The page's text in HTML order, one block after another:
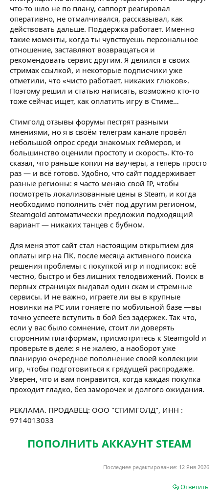
что-то шло не по плану, саппорт реагировал
оперативно, не отмалчивался, рассказывал, как
действовать дальше. Поддержка работает. Именно
такие моменты, когда ты чувствуешь персональное
отношение, заставляют возвращаться и
рекомендовать сервис другим. Я делился в своих
стримах ссылкой, и некоторые подписчики уже
отметили, что «чисто работает, никаких глюков».
Поэтому решил и статью написать, возможно кто-то
тоже сейчас ищет, как оплатить игру в Стиме…
Стимголд отзывы форумы пестрят разными
мнениями, но я в своём телеграм канале провёл
небольшой опрос среди знакомых геймеров, и
большинство оценили простоту и скорость. Кто-то
сказал, что раньше копил на ваучеры, а теперь просто
раз — и всё готово. Удобно, что сайт поддерживает
разные регионы: я часто меняю свой IP, чтобы
посмотреть локализованные цены в Steam, и когда
необходимо пополнить счёт под другим регионом,
Steamgold автоматически предложил подходящий
вариант — никаких танцев с бубном.
Для меня этот сайт стал настоящим открытием для
оплаты игр на ПК, после месяца активного поиска
решения проблемы с покупкой игр и подписок: всё
честно, быстро и без лишних телодвижений. Поиск в
первых страницах выдавал один скам и стремные
сервисы. И не важно, играете ли вы в крупные
новинки на PC или гоняете по мобильной базе —вы
точно успеете вступить в бой без задержек. Так что,
если у вас было сомнение, стоит ли доверять
сторонним платформам, присмотритесь к Steamgold и
проверьте в деле: я не жалею, а наоборот уже
планирую очередное пополнение своей коллекции
игр, чтобы подготовиться к грядущей распродаже.
Уверен, что и вам понравится, когда каждая покупка
проходит гладко, без заморочек и долгого ожидания.
РЕКЛАМА. ПРОДАВЕЦ: ООО "СТИМГОЛД", ИНН :
9714013033
ПОПОЛНИТЬ АККАУНТ STEAM
Последнее редактирование: 12 Янв 2026
Ответить